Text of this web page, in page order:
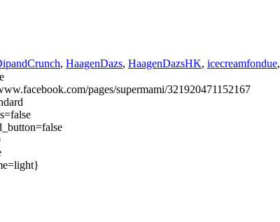
, HaagenDazs, HaagenDazsHK, icecreamfondue,
pages/supermami/321920471152167